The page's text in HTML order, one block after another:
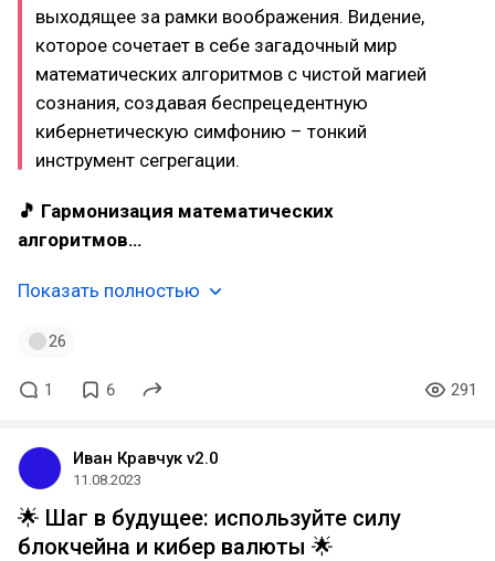
выходящее за рамки воображения. Видение,
которое сочетает в себе загадочный мир
математических алгоритмов с чистой магией
сознания, создавая беспрецедентную
кибернетическую симфонию – тонкий
инструмент сегрегации.
🎵 Гармонизация математических
алгоритмов…
Показать полностью
26
1 6 291
Иван Кравчук v2.0
11.08.2023
🌟 Шаг в будущее: используйте силу
блокчейна и кибер валюты 🌟